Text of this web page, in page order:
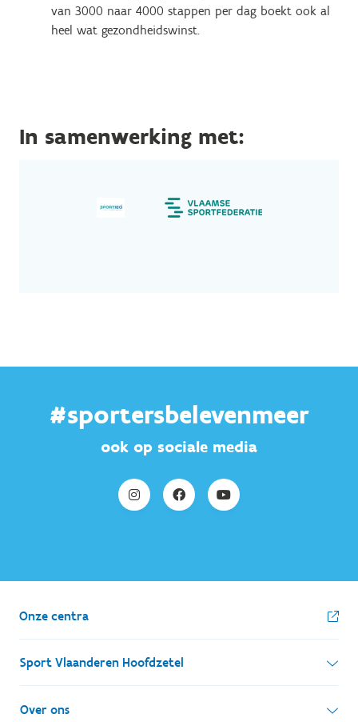
van 3000 naar 4000 stappen per dag boekt ook al
heel wat gezondheidswinst.
In samenwerking met:
#sportersbelevenmeer
ook op sociale media
Onze centra
Sport Vlaanderen Hoofdzetel
Simon Bolivarlaan 17
Over ons